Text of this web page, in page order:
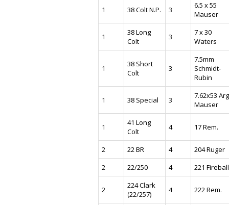
1 38 Colt N.P. 3
6.5 x 55
Mauser
1
38 Long
Colt
3
7 x 30
Waters
1
38 Short
Colt
3
7.5mm
Schmidt-
Rubin
1 38 Special 3
7.62x53
Mauser
1
41 Long
Colt
4 17 Rem.
2 22 BR 4
204 Ruger
2
22/250 4 221 Fireball
2
224 Clark
(22/257)
4 222 Rem.